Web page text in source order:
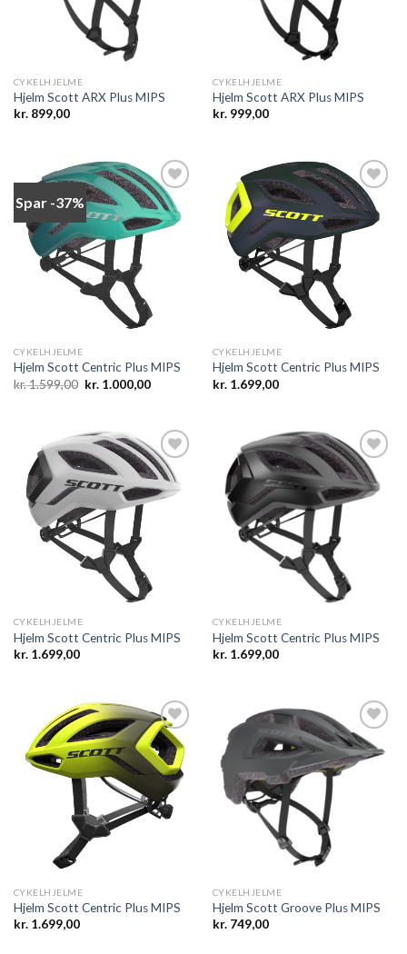
CYKELHJELME
Hjelm Scott ARX Plus MIPS
kr.899,00
CYKELHJELME
Hjelm Scott ARX Plus MIPS
kr.999,00
Spar -37%
Add to
CYKELHJELME
Hjelm Scott Centric Plus MIPS
kr.1.599,00 Den
oprindelige
kr. 1.599,00.
kr.1.000,00Den
kr. 1.000,00.
Add to
CYKELHJELME
Hjelm Scott Centric Plus MIPS
kr.1.699,00
Add to
CYKELHJELME
Hjelm Scott Centric Plus MIPS
kr.1.699,00
Add to
CYKELHJELME
Hjelm Scott Centric Plus MIPS
kr.1.699,00
Add to
wishlist
CYKELHJELME
Hjelm Scott Centric Plus MIPS
kr.1.699,00
CYKELHJELME
Hjelm Scott Groove Plus MIPS
kr.749,00